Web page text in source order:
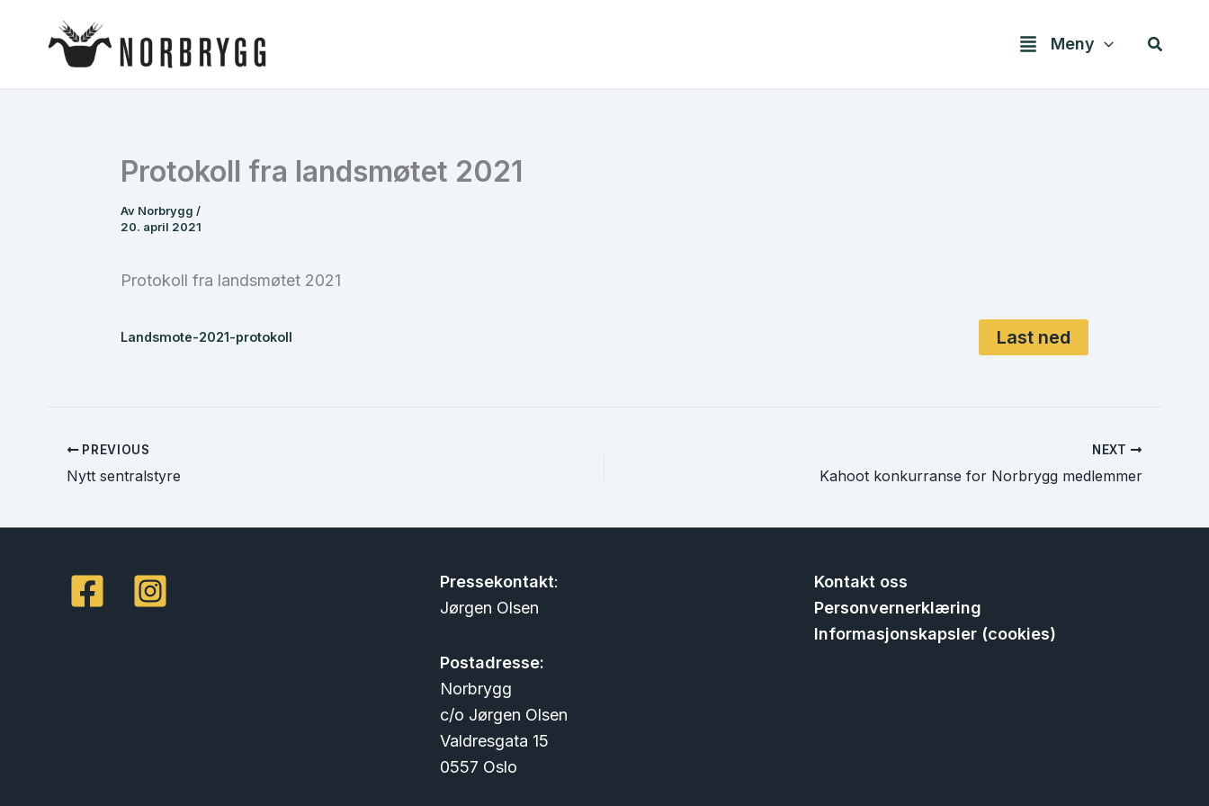
Meny Søk
Protokoll fra landsmøtet 2021
Av Norbrygg /
20. april 2021
Protokoll fra landsmøtet 2021
Landsmote-2021-protokoll Last ned
PREVIOUS
Nytt sentralstyre
NEXT
Kahoot konkurranse for Norbrygg medlemmer
Pressekontakt:
Jørgen Olsen
Postadresse:
Norbrygg
c/o Jørgen Olsen
Valdresgata 15
0557 Oslo
Kontakt oss
Personvernerklæring
Informasjonskapsler (cookies)